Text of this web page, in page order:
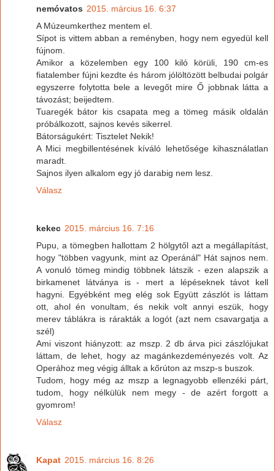
nemóvatos 2015. március 16. 6:37
A Múzeumkerthez mentem el.
Sípot is vittem abban a reményben, hogy nem egyedül kell
fújnom.
Amikor a közelemben egy 100 kiló körüli, 190 cm-es
fiatalember fújni kezdte és három jólöltözött belbudai polgár
egyszerre folytotta bele a levegőt mire Ő jobbnak látta a
távozást; beijedtem.
Tuaregék bátor kis csapata meg a tömeg másik oldalán
próbálkozott, sajnos kevés sikerrel.
Bátorságukért: Tisztelet Nekik!
A Mici megbillentésének kíváló lehetősége kihasználatlan
maradt.
Sajnos ilyen alkalom egy jó darabig nem lesz.
Válasz
kekec 2015. március 16. 7:16
Pupu, a tömegben hallottam 2 hölgytől azt a megállapítást,
hogy "többen vagyunk, mint az Operánál" Hát sajnos nem.
A vonuló tömeg mindig többnek látszik - ezen alapszik a
birkamenet látványa is - mert a lépéseknek távot kell
hagyni. Egyébként meg elég sok Együtt zászlót is láttam
ott, ahol én vonultam, és nekik volt annyi eszük, hogy
merev táblákra is rárakták a logót (azt nem csavargatja a
szél)
Ami viszont hiányzott: az mszp. 2 db árva pici zászlójukat
láttam, de lehet, hogy az magánkezdeményezés volt. Az
Operához meg végig álltak a kőrúton az mszp-s buszok.
Tudom, hogy még az mszp a legnagyobb ellenzéki párt,
tudom, hogy nélkülük nem megy - de azért forgott a
gyomrom!
Válasz
Kapat 2015. március 16. 8:26